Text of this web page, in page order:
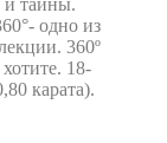
и тайны.
одно из
360º
18-
карата).